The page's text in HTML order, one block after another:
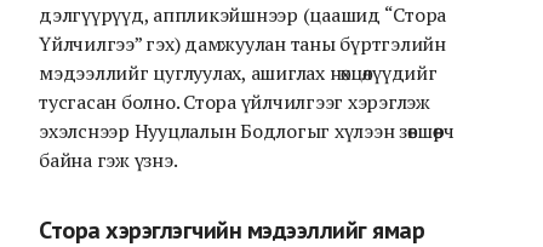
дэлгүүрүүд, аппликэйшнээр (цаашид “Стора
Үйлчилгээ” гэх) дамжуулан таны бүртгэлийн
мэдээллийг цуглуулах, ашиглах нөхцөлүүдийг
тусгасан болно. Стора үйлчилгээг хэрэглэж
эхэлснээр Нууцлалын Бодлогыг хүлээн зөвшөөрч
байна гэж үзнэ.
Стора хэрэглэгчийн мэдээллийг ямар